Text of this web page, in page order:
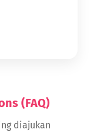
(FAQ)
diajukan